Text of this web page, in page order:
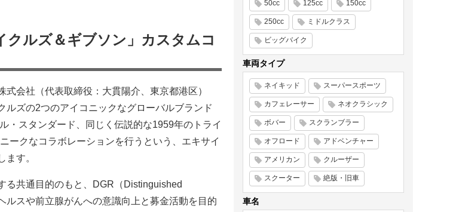
クルズ＆ギブソン」カスタムコ
会社（代表取締役：大貫陽介、東京都港区）
ルズの2つのアイコニックなグローバルブランド
・スタンダード、同じく伝説的な1959年のトライ
ークなコラボレーションを行うという、エキサイ
ます。
る共通目的のもと、DGR（Distinguished
ルスや前立腺がんへの意識向上と募金活動を目的
50cc 125cc 150cc
250cc ミドルクラス
ビッグバイク
車両タイプ
ネイキッド スーパースポーツ
カフェレーサー ネオクラシック
ボバー スクランブラー
オフロード アドベンチャー
アメリカン クルーザー
スクーター 絶版・旧車
車名